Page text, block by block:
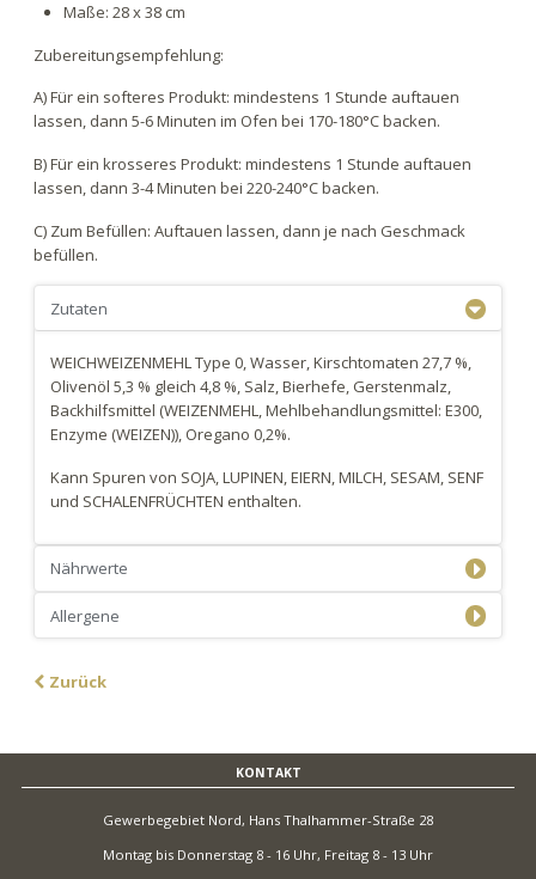
Maße: 28 x 38 cm
Zubereitungsempfehlung:
A) Für ein softeres Produkt: mindestens 1 Stunde auftauen
lassen, dann 5-6 Minuten im Ofen bei 170-180°C backen.
B) Für ein krosseres Produkt: mindestens 1 Stunde auftauen
lassen, dann 3-4 Minuten bei 220-240°C backen.
C) Zum Befüllen: Auftauen lassen, dann je nach Geschmack
befüllen.
Zutaten
WEICHWEIZENMEHL Type 0, Wasser, Kirschtomaten 27,7 %,
Olivenöl 5,3 % gleich 4,8 %, Salz, Bierhefe, Gerstenmalz,
Backhilfsmittel (WEIZENMEHL, Mehlbehandlungsmittel: E300,
Enzyme (WEIZEN)), Oregano 0,2%.
Kann Spuren von SOJA, LUPINEN, EIERN, MILCH, SESAM, SENF
und SCHALENFRÜCHTEN enthalten.
Nährwerte
Allergene
Zurück
KONTAKT
Gewerbegebiet Nord, Hans Thalhammer-Straße 28
Montag bis Donnerstag 8 - 16 Uhr, Freitag 8 - 13 Uhr